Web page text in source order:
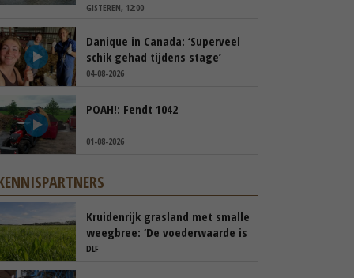
GISTEREN, 12:00
Danique in Canada: ‘Superveel
schik gehad tijdens stage’
04-08-2026
POAH!: Fendt 1042
01-08-2026
Kruidenrijk grasland met smalle
weegbree: ‘De voederwaarde is
vergelijkbaar met Engels
DLF